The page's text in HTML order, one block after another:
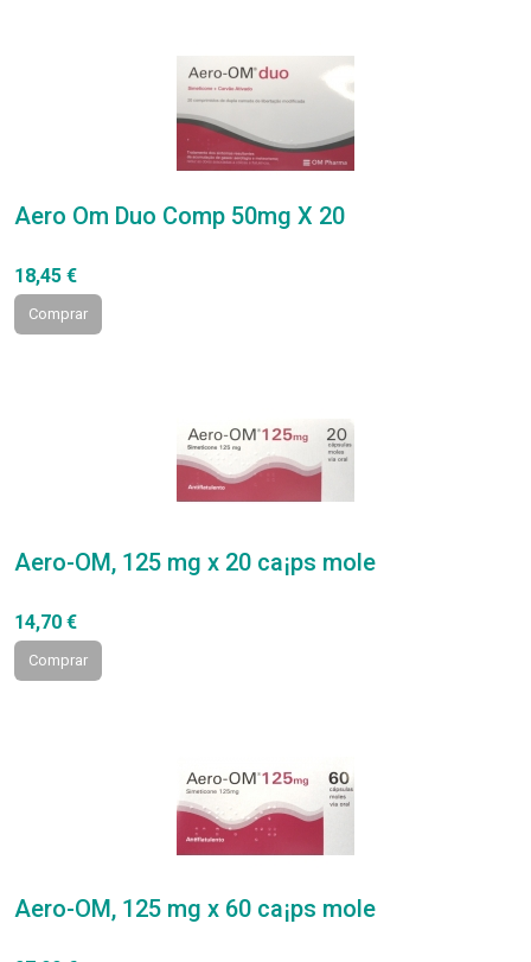
Aero Om Duo Comp 50mg X 20
18,45 €
Comprar
Aero-OM, 125 mg x 20 ca¡ps mole
14,70 €
Comprar
Aero-OM, 125 mg x 60 ca¡ps mole